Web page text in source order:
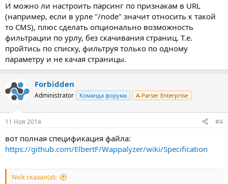
И можно ли настроить парсинг по признакам в URL
(например, если в урле "/node" значит относить к такой
то CMS), плюс сделать опционально возможность
фильтрации по урлу, без скачивания страниц. Т.е.
пройтись по списку, фильтруя только по одному
параметру и не качая страницы.
Forbidden
Administrator Команда форума A-Parser Enterprise
11 Ноя 2014 #4
вот полная спецификация файла:
https://github.com/ElbertF/Wappalyzer/wiki/Specification
Nick сказал(а):